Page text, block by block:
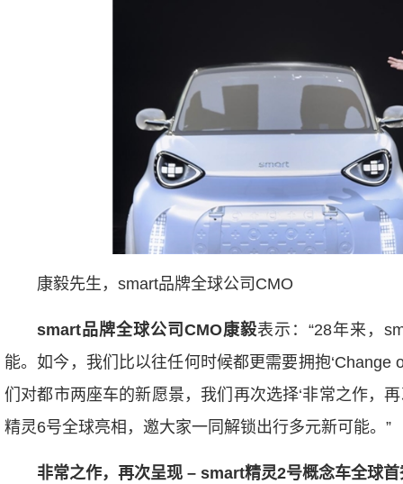
康毅先生，smart品牌全球公司CMO
smart品牌全球公司 CMO康毅表示：“28年来，
能。如今，我们比以往任何时候都更需要拥抱‘Change
们对都市两座车的新愿景，我们再次选择‘非常之作，
精灵6号全球亮相，邀大家一同解锁出行多元新可能。”
非常之作，再次呈现 – smart精灵2号概念车全球首